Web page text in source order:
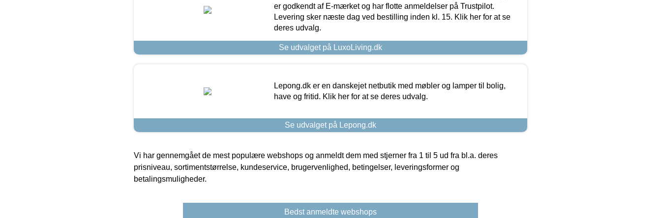
er godkendt af E-mærket og har flotte anmeldelser på Trustpilot.
Levering sker næste dag ved bestilling inden kl. 15. Klik her for at se
deres udvalg.
Se udvalget på LuxoLiving.dk
Lepong.dk er en danskejet netbutik med møbler og lamper til bolig,
have og fritid. Klik her for at se deres udvalg.
Se udvalget på Lepong.dk
Vi har gennemgået de mest populære webshops og anmeldt dem med stjerner fra 1 til 5 ud fra bl.a. deres
prisniveau, sortimentstørrelse, kundeservice, brugervenlighed, betingelser, leveringsformer og
betalingsmuligheder.
Bedst anmeldte webshops